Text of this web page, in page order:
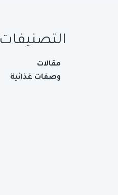
التصنيفات
مقالات
وصفات غذائية